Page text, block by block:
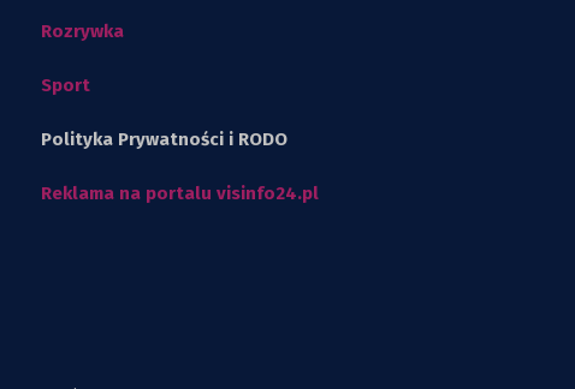
Rozrywka
Sport
Polityka Prywatności i RODO
Reklama na portalu visinfo24.pl